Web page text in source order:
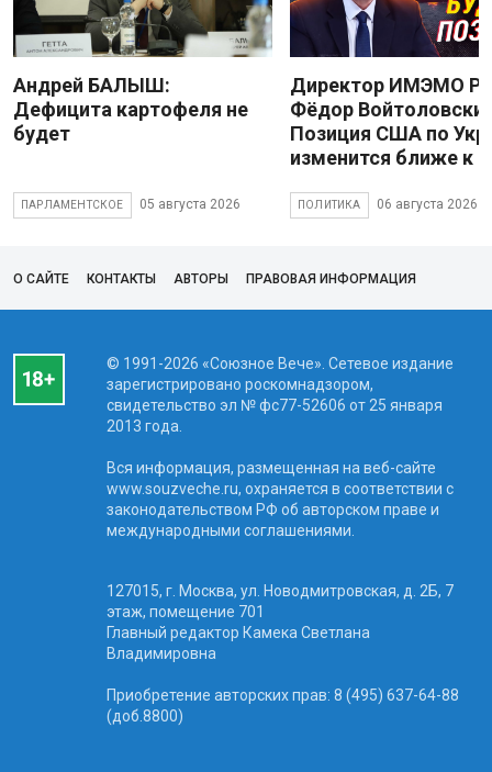
Андрей БАЛЫШ:
Дефицита картофеля не
будет
ПАРЛАМЕНТСКОЕ 05 августа 2026
Директор ИМЭМО
Фёдор
Позиция США по
изменится ближе к
ПОЛИТИКА 06 августа 2026
О САЙТЕ КОНТАКТЫ АВТОРЫ ПРАВОВАЯ ИНФОРМАЦИЯ
© 1991-2026 «Союзное Вече». Сетевое издание
зарегистрировано роскомнадзором,
свидетельство эл № фc77-52606 от 25 января
2013 года.
Вся информация, размещенная на веб-сайте
www.souzveche.ru, охраняется в соответствии с
законодательством РФ об авторском праве и
международными соглашениями.
127015, г. Москва, ул. Новодмитровская, д. 2Б, 7
этаж, помещение 701
Главный редактор Камека Светлана
Владимировна
Приобретение авторских прав: 8 (495) 637-64-88
(доб.8800)